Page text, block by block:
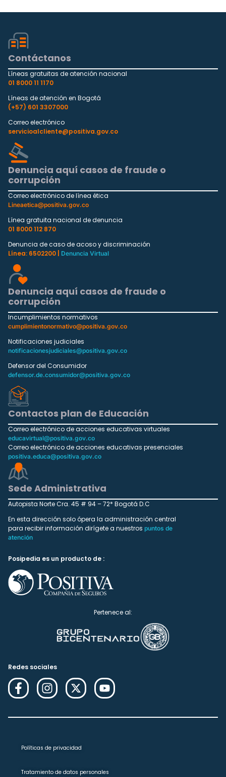
Contáctanos
Líneas gratuitas de atención nacional
01 8000 11 1170
Líneas de atención en Bogotá
(+57) 601 3307000
Correo electrónico
servicioalcliente@positiva.gov.co
Denuncia aquí casos de fraude o
corrupción
Correo electrónico de línea ética
Lineaetica@positiva.gov.co
Línea gratuita nacional de denuncia
01 8000 112 870
Denuncia de caso de acoso y discriminación
Línea: 6502200 |
Denuncia Virtual
Denuncia aquí casos de fraude o
corrupción
Incumplimientos normativos
cumplimientonormativo@positiva.gov.co
Notificaciones judiciales
notificacionesjudiciales@positiva.gov.co
Defensor del Consumidor
defensor.de.consumidor@positiva.gov.co
Contactos plan de Educación
Correo electrónico de acciones educativas virtuales
educavirtual@positiva.gov.co
Correo electrónico de acciones educativas presenciales
positiva.educa@positiva.gov.co
Sede Administrativa
Autopista Norte Cra. 45 # 94 – 72* Bogotá D.C
En esta dirección solo ópera la administración central
para recibir información dirígete a nuestros puntos de
atención
Posipedia es un producto de :
Pertenece al:
Redes sociales
Políticas de privacidad
Tratamiento de datos personales